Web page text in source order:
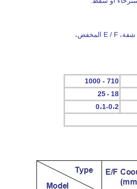
شفة، E / F المخفض،
710
- 1000
18
-
25
0،1-0،2